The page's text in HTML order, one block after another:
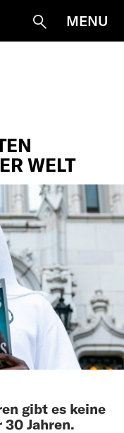
Suche
MENU
WELT
gibt es keine
Jahren.